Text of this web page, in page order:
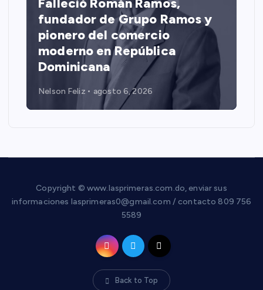
fundador de Grupo Ramos y
pionero del comercio
moderno en República
Dominicana
Nelson Feliz agosto 6, 2026
Copyright © www.lasprimeras.com.do, enviar sus
informaciones lasprimeras0@gmail.com / contacto 809 756
5589
Back to Top